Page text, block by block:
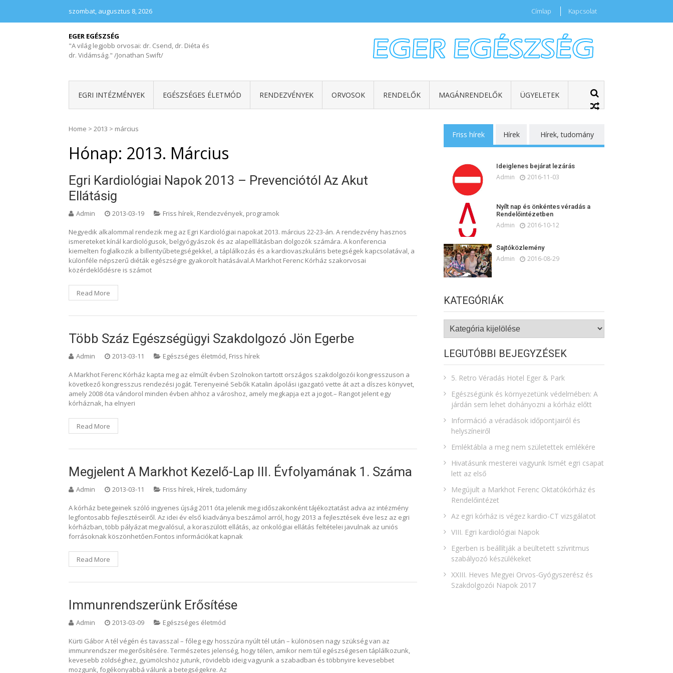
szombat, augusztus 8, 2026 Címlap Kapcsolat
EGER EGÉSZSÉG
"A világ legjobb orvosai: dr. Csend, dr. Diéta és
dr. Vidámság." /Jonathan Swift/
EGRI INTÉZMÉNYEK EGÉSZSÉGES ÉLETMÓD RENDEZVÉNYEK ORVOSOK RENDELŐK MAGÁNRENDELŐK ÜGYELETEK
Home > 2013 > március
Hónap: 2013. Március
Egri Kardiológiai Napok 2013 – Prevenciótól Az Akut
Ellátásig
Admin 2013-03-19 Friss hírek, Rendezvények, programok
Negyedik alkalommal rendezik meg az Egri Kardiológiai napokat 2013. március 22-23-án. A rendezvény hasznos
ismereteket kínál kardiológusok, belgyógyászok és az alapelllátásban dolgozók számára. A konferencia
kiemelten foglalkozik a billentyűbetegségekkel, a táplálkozás és a kardiovaszkuláris betegségek kapcsolatával, a
különféle népszerű diéták egészségre gyakorolt hatásával.A Markhot Ferenc Kórház szakorvosai
közérdeklődésre is számot
Read More
Több Száz Egészségügyi Szakdolgozó Jön Egerbe
Admin 2013-03-11 Egészséges életmód, Friss hírek
A Markhot Ferenc Kórház kapta meg az elmúlt évben Szolnokon tartott országos szakdolgozói kongresszuson a
következő kongresszus rendezési jogát. Terenyeiné Sebők Katalin ápolási igazgató vette át azt a díszes könyvet,
amely 2008 óta vándorol minden évben ahhoz a városhoz, amely megkapja ezt a jogot.– Rangot jelent egy
kórháznak, ha elnyeri
Read More
Megjelent A Markhot Kezelő-Lap III. Évfolyamának 1. Száma
Admin 2013-03-11 Friss hírek, Hírek, tudomány
A kórház betegeinek szóló ingyenes újság 2011 óta jelenik meg időszakonként tájékoztatást adva az intézmény
legfontosabb fejlesztéseiről. Az idei év első kiadványa beszámol arról, hogy 2013 a fejlesztések éve lesz az egri
kórházban, több pályázat megvalósul, a koraszülött ellátás, az onkológiai ellátás feltételei javulnak az uniós
forrásoknak köszönhetően.Fontos információkat kapnak
Read More
Immunrendszerünk Erősítése
Admin 2013-03-09 Egészséges életmód
Kürti Gábor A tél végén és tavasszal – főleg egy hosszúra nyúlt tél után – különösen nagy szükség van az
immunrendszer megerősítésére. Természetes jelenség, hogy télen, amikor nem túl egészségesen táplálkozunk,
kevesebb zöldséghez, gyümölcshöz jutunk, rövidebb ideig vagyunk a szabadban és többnyire kevesebbet
mozgunk, fogékonyabbá válunk a betegségekre. Az
Friss hírek Hírek Hírek, tudomány
Ideiglenes bejárat lezárás
Admin 2016-11-03
Nyílt nap és önkéntes véradás a
Rendelőintézetben
Admin 2016-10-12
Sajtóközlemény
Admin 2016-08-29
KATEGÓRIÁK
Kategóriák
LEGUTÓBBI BEJEGYZÉSEK
5. Retro Véradás Hotel Eger & Park
Egészségünk és környezetünk védelmében: A
járdán sem lehet dohányozni a kórház előtt
Információ a véradások időpontjairól és
helyszíneiről
Emléktábla a meg nem születettek emlékére​
Hivatásunk mesterei vagyunk Ismét egri csapat
lett az első
Megújult a Markhot Ferenc Oktatókórház és
Rendelőintézet
Az egri kórház is végez kardio-CT vizsgálatot
VIII. Egri kardiológiai Napok
Egerben is beállítják a beültetett szívritmus
szabályozó készülékeket
XXIII. Heves Megyei Orvos-Gyógyszerész és
Szakdolgozói Napok 2017